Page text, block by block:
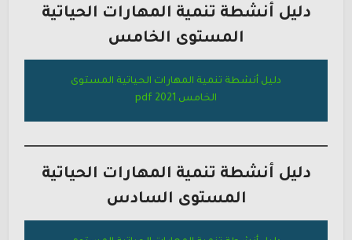
دليل أنشطة تنمية المهارات الحياتية
المستوى الخامس
دليل أنشطة تنمية المهارات الحياتية المستوى
الخامس 2021 pdf
دليل أنشطة تنمية المهارات الحياتية
المستوى السادس